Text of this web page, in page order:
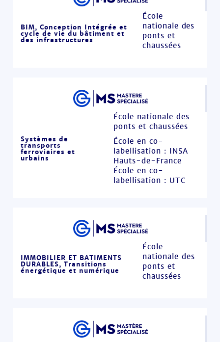
BIM, Conception Intégrée et
cycle de vie du bâtiment et
des infrastructures
École
nationale des
ponts et
chaussées
Systèmes de
transports
ferroviaires et
urbains
École nationale des
ponts et chaussées
École en co-
labellisation : INSA
Hauts-de-France
École en co-
labellisation : UTC
IMMOBILIER ET BATIMENTS
DURABLES, Transitions
énergétique et numérique
École
nationale des
ponts et
chaussées